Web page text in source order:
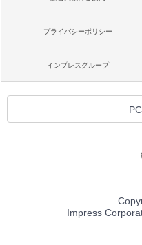
プライバシーポリシー
インプレスグループ
Impress